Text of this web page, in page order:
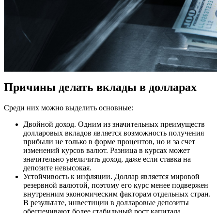
Причины делать вклады в долларах
Среди них можно выделить основные:
Двойной доход. Одним из значительных преимуществ
долларовых вкладов является возможность получения
прибыли не только в форме процентов, но и за счет
изменений курсов валют. Разница в курсах может
значительно увеличить доход, даже если ставка на
депозите невысокая.
Устойчивость к инфляции. Доллар является мировой
резервной валютой, поэтому его курс менее подвержен
внутренним экономическим факторам отдельных стран.
В результате, инвестиции в долларовые депозиты